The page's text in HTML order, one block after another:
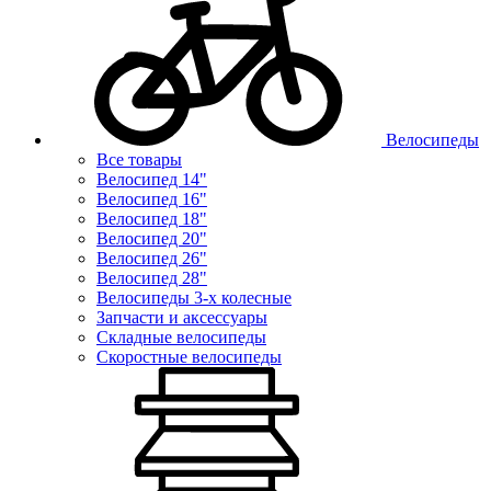
Велосипеды
Все товары
Велосипед 14"
Велосипед 16"
Велосипед 18"
Велосипед 20"
Велосипед 26"
Велосипед 28"
Велосипеды 3-х колесные
Запчасти и аксессуары
Складные велосипеды
Скоростные велосипеды